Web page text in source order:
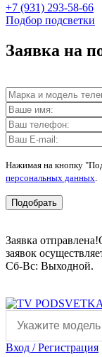
+7 (931) 293-58-66
Подбор подсветки
Заявка на
Нажимая на кнопку
персональных данных
Подобрать
Заявка отправлена!
заявок
Сб-Вс: Выходной.
Вход / Регистрация